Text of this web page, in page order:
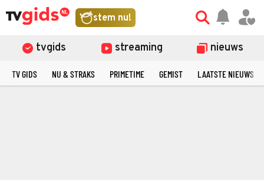
stem nu!
tvgids streaming nieuws
TV GIDS NU & STRAKS PRIMETIME GEMIST LAATSTE NIEUWS